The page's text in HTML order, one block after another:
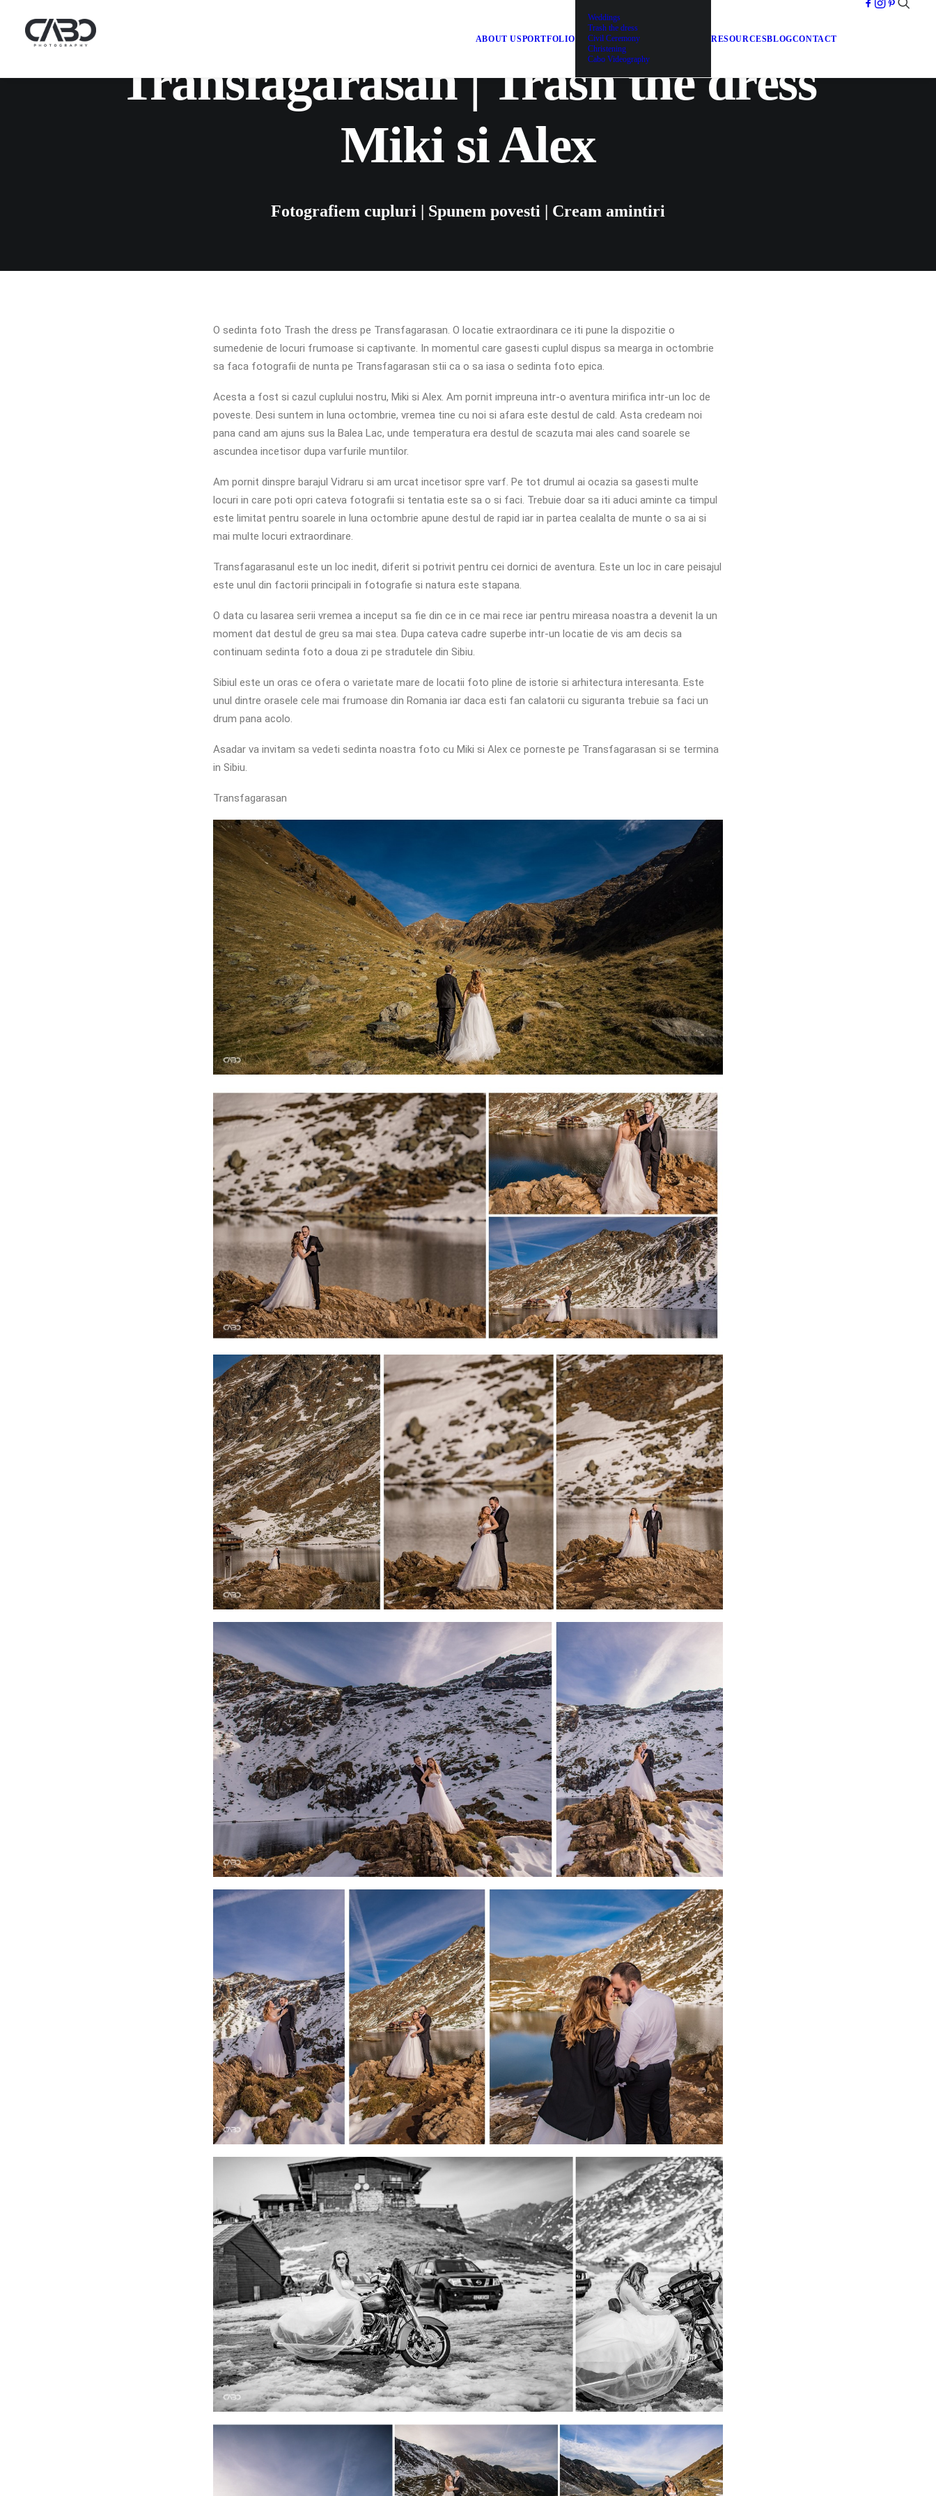
ABOUT USPORTFOLIO
Weddings
Trash the dress
Civil Ceremony
Christening
Cabo Videography
RESOURCESBLOGCONTACT
Transfagarasan | Trash the dress
Miki si Alex
Fotografiem cupluri | Spunem povesti | Cream amintiri
O sedinta foto Trash the dress pe Transfagarasan. O locatie extraordinara ce iti pune la dispozitie o
sumedenie de locuri frumoase si captivante. In momentul care gasesti cuplul dispus sa mearga in octombrie
sa faca fotografii de nunta pe Transfagarasan stii ca o sa iasa o sedinta foto epica.
Acesta a fost si cazul cuplului nostru, Miki si Alex. Am pornit impreuna intr-o aventura mirifica intr-un loc de
poveste. Desi suntem in luna octombrie, vremea tine cu noi si afara este destul de cald. Asta credeam noi
pana cand am ajuns sus la Balea Lac, unde temperatura era destul de scazuta mai ales cand soarele se
ascundea incetisor dupa varfurile muntilor.
Am pornit dinspre barajul Vidraru si am urcat incetisor spre varf. Pe tot drumul ai ocazia sa gasesti multe
locuri in care poti opri cateva fotografii si tentatia este sa o si faci. Trebuie doar sa iti aduci aminte ca timpul
este limitat pentru soarele in luna octombrie apune destul de rapid iar in partea cealalta de munte o sa ai si
mai multe locuri extraordinare.
Transfagarasanul este un loc inedit, diferit si potrivit pentru cei dornici de aventura. Este un loc in care peisajul
este unul din factorii principali in fotografie si natura este stapana.
O data cu lasarea serii vremea a inceput sa fie din ce in ce mai rece iar pentru mireasa noastra a devenit la un
moment dat destul de greu sa mai stea. Dupa cateva cadre superbe intr-un locatie de vis am decis sa
continuam sedinta foto a doua zi pe stradutele din Sibiu.
Sibiul este un oras ce ofera o varietate mare de locatii foto pline de istorie si arhitectura interesanta. Este
unul dintre orasele cele mai frumoase din Romania iar daca esti fan calatorii cu siguranta trebuie sa faci un
drum pana acolo.
Asadar va invitam sa vedeti sedinta noastra foto cu Miki si Alex ce porneste pe Transfagarasan si se termina
in Sibiu.
Transfagarasan